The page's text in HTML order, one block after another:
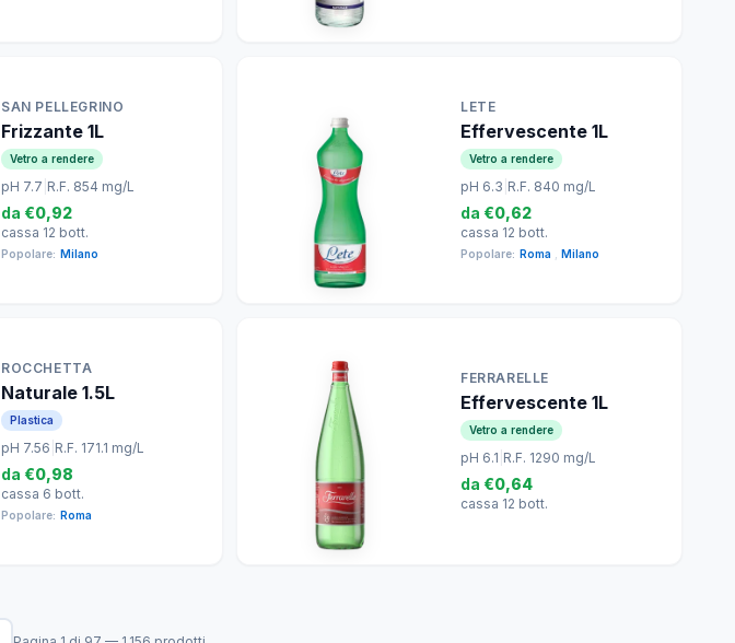
SAN PELLEGRINO
Frizzante 1L
Vetro a rendere
pH 7.7 R.F. 854 mg/L
da €0,92
cassa 12 bott.
Popolare: Milano
LETE
Effervescente 1L
Vetro a rendere
pH 6.3 R.F. 840 mg/L
da €0,62
cassa 12 bott.
Popolare: Roma Milano
ROCCHETTA
Naturale 1.5L
Plastica
pH 7.56 R.F. 171.1 mg/L
da €0,98
cassa 6 bott.
Popolare: Roma
FERRARELLE
Effervescente 1L
Vetro a rendere
pH 6.1 R.F. 1290 mg/L
da €0,64
cassa 12 bott.